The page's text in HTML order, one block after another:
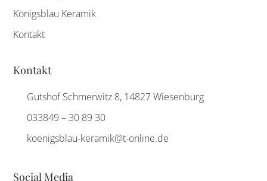
Königsblau Keramik
Kontakt
Kontakt
Gutshof Schmerwitz 8, 14827 Wiesenburg
033849 – 30 89 30
koenigsblau-keramik@t-online.de
Social Media